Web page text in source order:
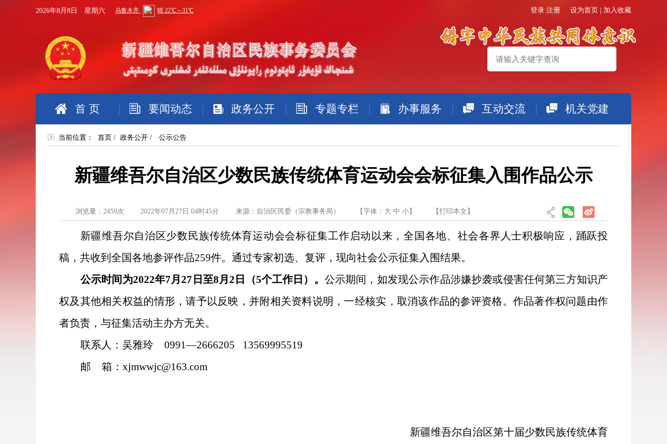
2026年8月8日 星期六 设为首页 加入收藏
登录 注册
搜索
首 页 要闻动态 政务公开 专题专栏 办事服务 互动交流 机关党建
当前位置： 首页 / 政务公开 / 公示公告
新疆维吾尔自治区少数民族传统体育运动会会标征集入围作品公示
浏览量：2459次 2022年07月27日 04时45分 来源：自治区民委（宗教事务局） 【字体： 大 中 小】 【 打印本文 】
新疆维吾尔自治区少数民族传统体育运动会会标征集工作启动以来，全国各地、社会各界人士积极响应，踊跃投
稿，共收到全国各地参评作品259件。通过专家初选、复评 ，现向社会公示征集入围结果。
公示时间为2022年7月27 日至8月2 日 （5个工作日） 。 公示期间，如发现公示作品涉嫌抄袭或侵害任何第三方知识产
权及其他相关权益的情形，请予以反映，并附相关资料说明 ， 一经核实，取消该作品的参评资格。作品著作权问题由作
者负责，与征集活动主办方无关。
联系人： 吴雅玲 0991—2666205 13569995519
邮 箱： xjmwwjc@163.com
新疆维吾尔自治区第十届少数民族传统体育